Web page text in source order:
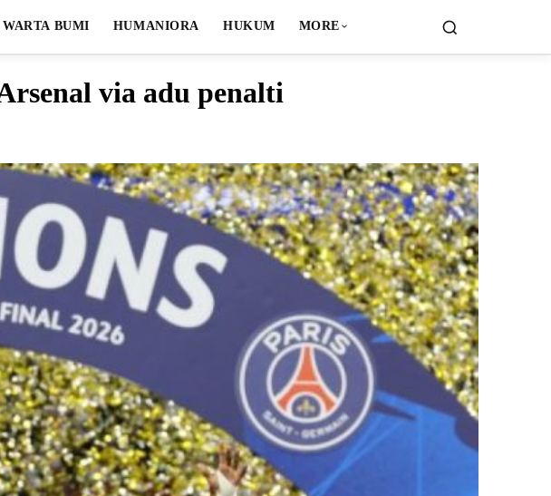
WARTA BUMI HUMANIORA HUKUM MORE
via adu penalti